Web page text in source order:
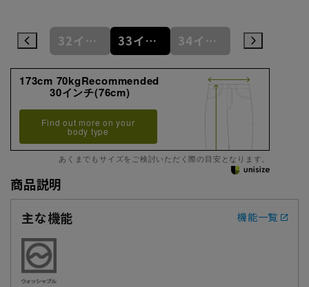
31インチ(78cm) 32インチ(81cm) 33インチ(83cm) 34インチ(86cm)
173cm 70kgRecommended
30インチ(76cm)
Find out more on your
body type
あくまでもサイズをご検討いただく際の目安となります。
商品説明
主な機能
機能一覧